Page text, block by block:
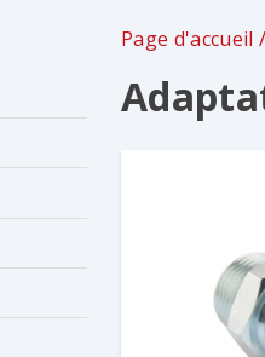
Page d'accueil